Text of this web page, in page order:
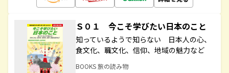
Ｓ０１ 今こそ学びたい日本のこと
知っているようで知らない 日本人の心、
食文化、職文化、信仰、地域の魅力など
BOOKS 旅の読み物